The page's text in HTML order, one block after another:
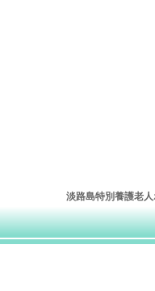
淡路島特別養護老